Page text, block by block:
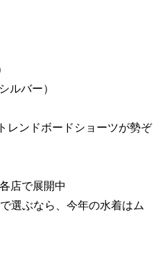
ツ 公式アプリ
ルバー）
レンドボードショーツが勢ぞ
店で展開中
選ぶなら、今年の水着はム